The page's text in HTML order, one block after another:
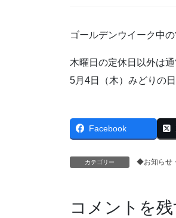
ゴールデンウイーク中
木曜日の定休日以外は通
5月4日（木）みどりの
Facebook
カテゴリー ◆お知らせ
コメントを残